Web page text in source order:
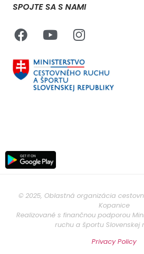
SPOJTE SA S NAMI
© 2025, Oblastná organizácia
Kopanice
Realizované s finančnou podporou
ruchu a športu Slovenskej
Privacy Policy